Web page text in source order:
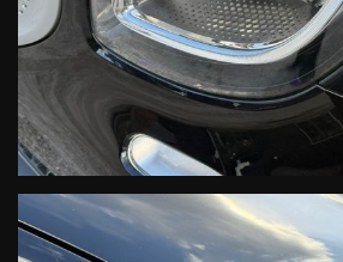
Dott.ssa Teresa Della Valle 0823301343
venditasmartcaserta@cecarsrl.com
Responsabile Ufficio Vendite Smart:
Dott. Davide Coscione 0823301748 interno
venditasmartcaserta1@cecarsrl.com
Ufficio Accettazione postvendita &
0823 01343 interno 47
accettazionesmartcaserta@cecarsrl.com